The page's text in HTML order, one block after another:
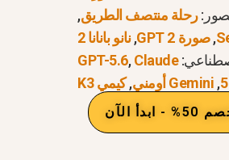
عالية
رحلة منتصف الطريق,
,صورة GPT 2 ,نانو بانانا 2
GPT-5.6,Claude
, Gemini أومني ,كيمي K3
الآن